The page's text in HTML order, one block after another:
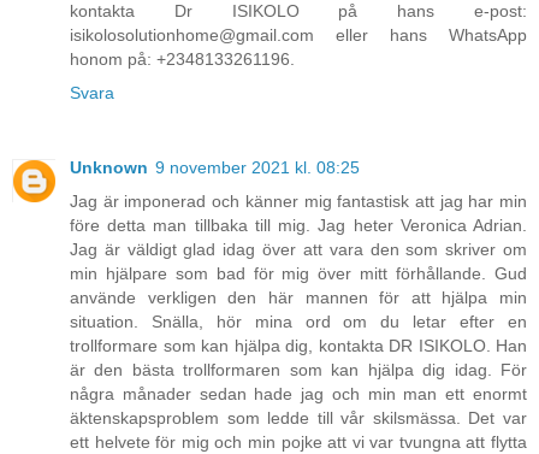
kontakta Dr ISIKOLO på hans e-post:
isikolosolutionhome@gmail.com eller hans WhatsApp
honom på: +2348133261196.
Svara
Unknown 9 november 2021 kl. 08:25
Jag är imponerad och känner mig fantastisk att jag har min
före detta man tillbaka till mig. Jag heter Veronica Adrian.
Jag är väldigt glad idag över att vara den som skriver om
min hjälpare som bad för mig över mitt förhållande. Gud
använde verkligen den här mannen för att hjälpa min
situation. Snälla, hör mina ord om du letar efter en
trollformare som kan hjälpa dig, kontakta DR ISIKOLO. Han
är den bästa trollformaren som kan hjälpa dig idag. För
några månader sedan hade jag och min man ett enormt
äktenskapsproblem som ledde till vår skilsmässa. Det var
ett helvete för mig och min pojke att vi var tvungna att flytta